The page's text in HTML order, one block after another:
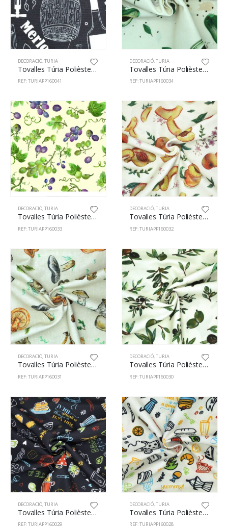
DECORACIÓ,TURIA
Tovalles Túria Polièster 100% 160cm Vins 41
REF: TURIAPP160041
DECORACIÓ,TURIA
Tovalles Túria Polièster 100% 160cm Alvocat 34
REF: TURIAPP160034
DECORACIÓ,TURIA
Tovalles Túria Polièster 100% 160cm Raïm 33
REF: TURIAPP160033
DECORACIÓ,TURIA
Tovalles Túria Polièster 100% 160cm Prèssecs 32
REF: TURIAPP160032
DECORACIÓ,TURIA
Tovalles Túria Polièster 100% 160cm Bolets 31
REF: TURIAPP160031
DECORACIÓ,TURIA
Tovalles Túria Polièster 100% 160cm Olives 30
REF: TURIAPP160030
DECORACIÓ,TURIA
Tovalles Túria Polièster 100% 160cm Brunch 29
REF: TURIAPP160029
DECORACIÓ,TURIA
Tovalles Túria Polièster 100% 160cm Brunch 28
REF: TURIAPP160028